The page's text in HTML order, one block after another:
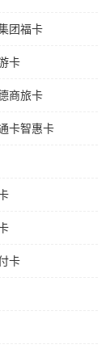
团福卡
卡
商旅卡
卡智惠卡
卡